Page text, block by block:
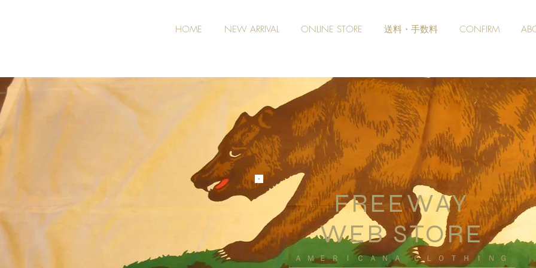
HOME NEW ARRIVAL ONLINE STORE 送料・手数料 CONFIRM
FREEWAY
WEB STORE
​ＡＭＥＲＩＣＡＮＡ ＣＬＯＴＨＩＮＧ